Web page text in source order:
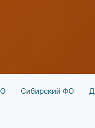
Сибирский ФО